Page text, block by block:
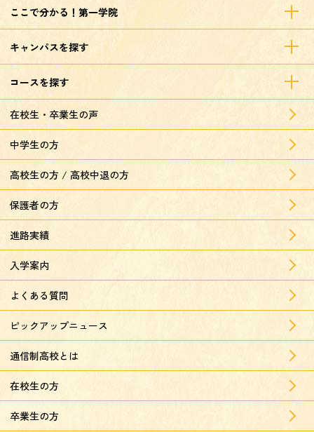
ここで分かる！第一学院
キャンパスを探す
コースを探す
在校生・卒業生の声
中学生の方
高校生の方 / 高校中退の方
保護者の方
進路実績
入学案内
よくある質問
ピックアップニュース
通信制高校とは
在校生の方
卒業生の方